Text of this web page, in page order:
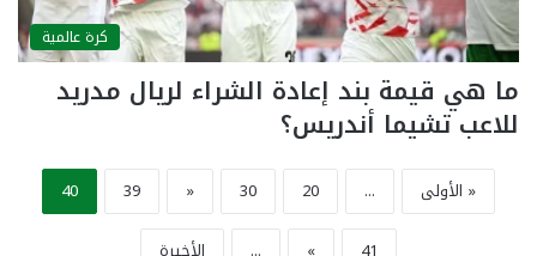
كرة عالمية
ما هي قيمة بند إعادة الشراء لريال مدريد
للاعب تشيما أندريس؟
« الأولى ...
20
30
«
39
40